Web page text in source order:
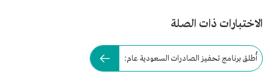
الاختبارات ذات الصلة
أُطلق برنامج تحفيز الصادرات السعودية عام: